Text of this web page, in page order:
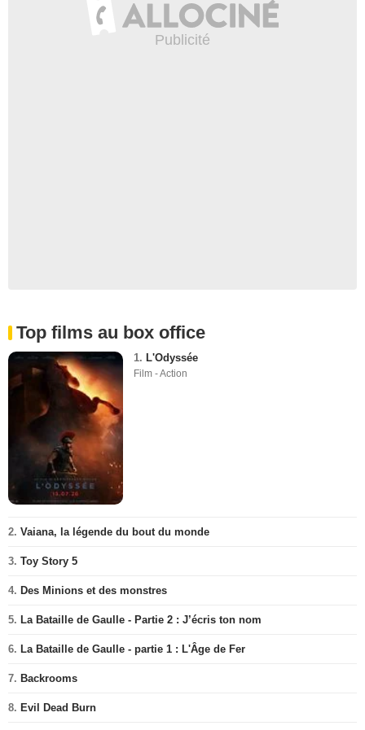
Top films au box office
1. L'Odyssée
Film - Action
2. Vaiana, la légende du bout du monde
3. Toy Story 5
4. Des Minions et des monstres
5. La Bataille de Gaulle - Partie 2 : J’écris ton nom
6. La Bataille de Gaulle - partie 1 : L'Âge de Fer
7. Backrooms
8. Evil Dead Burn